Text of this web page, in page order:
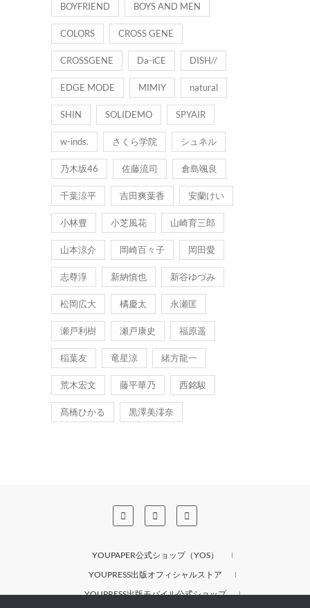
BOYFRIEND BOYS AND MEN
COLORS CROSS GENE
CROSSGENE Da-iCE DISH//
EDGE MODE MIMIY natural
SHIN SOLIDEMO SPYAIR
w-inds. さくら学院 シュネル
乃木坂46 佐藤流司 倉島颯良
千葉涼平 吉田爽葉香 安蘭けい
小林豊 小芝風花 山崎育三郎
山本涼介 岡崎百々子 岡田愛
志尊淳 新納慎也 新谷ゆづみ
松岡広大 橘慶太 永瀬匡
瀬戸利樹 瀬戸康史 福原遥
稲葉友 竜星涼 緒方龍一
荒木宏文 藤平華乃 西銘駿
髙橋ひかる 黒澤美澪奈
YOUPAPER公式ショップ（YOS）
YOUPRESS出版オフィシャルストア
YOUPRESS出版モバイル公式ショップ